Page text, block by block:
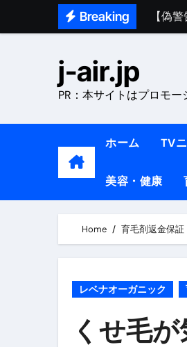
Breaking
熊本
中町
【ダ
【1日
リサイ
j-air.jp
PR：本サイトはプロモ
ホーム TV
美容・健康
Home 育毛剤返金保証
レベナオーガニック
くせ毛